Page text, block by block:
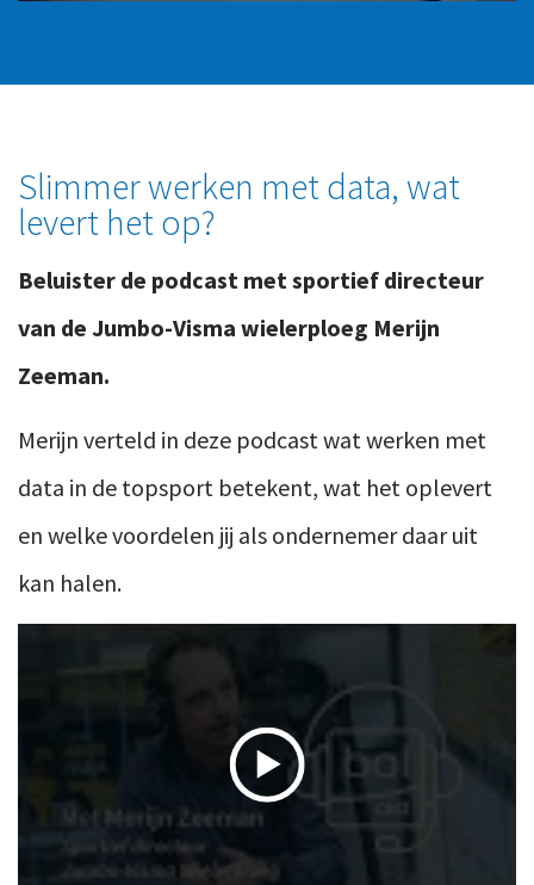
Slimmer werken met data, wat
levert het op?
Beluister de podcast met sportief directeur
van de Jumbo-Visma wielerploeg Merijn
Zeeman.
Merijn verteld in deze podcast wat werken met
data in de topsport betekent, wat het oplevert
en welke voordelen jij als ondernemer daar uit
kan halen.